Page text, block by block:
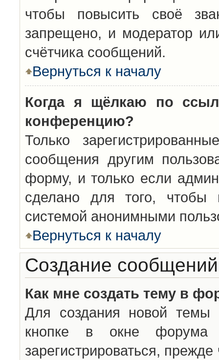
чтобы повысить своё
запрещено, и модератор
счётчика сообщений.
Вернуться к началу
Когда я щёлкаю по
конференцию?
Только
сообщения другим
форму, и только если
сделано для того, чтобы
системой анонимными
Вернуться к началу
Создание сообщений
Как мне создать тему в
Для создания новой темы
кнопке в окне
зарегистрироваться,